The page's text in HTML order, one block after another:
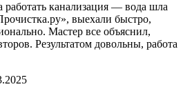
работать канализация — вода шла
выехали быстро,
Мастер все объяснил,
Результатом довольны, работа